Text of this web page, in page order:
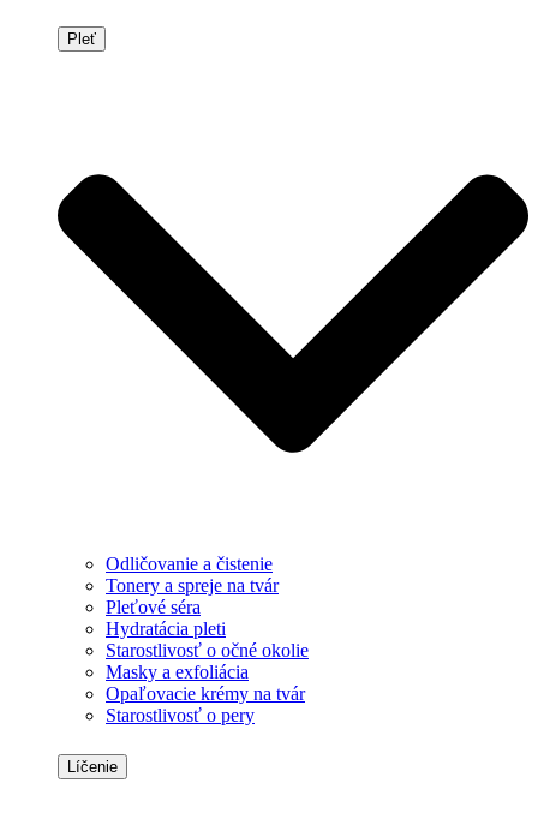
Pleť
Odličovanie a čistenie
Tonery a spreje na tvár
Pleťové séra
Hydratácia pleti
Starostlivosť o očné okolie
Masky a exfoliácia
Opaľovacie krémy na tvár
Starostlivosť o pery
Líčenie